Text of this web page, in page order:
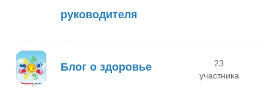
руководителя
Блог о здоровье
23
участника